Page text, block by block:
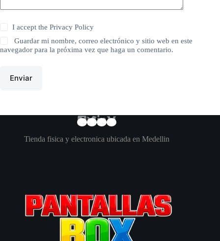
I accept thePrivacy Policy
Guardar mi nombre, correo electrónico y sitio web en este
navegador para la próxima vez que haga un comentario.
Enviar
Tienda fisica y electronica ubicada en Medellin